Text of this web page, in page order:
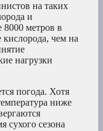
на таких
и
8000 метров в
чем на
нагрузки
погода. Хотя
ниже
сухого сезона